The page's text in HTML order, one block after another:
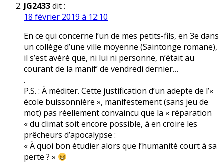
JG2433dit :
18 février 2019 à 12:10
En ce qui concerne l’un de mes petits-fils, en 3e dans
un collège d’une ville moyenne (Saintonge romane),
il s’est avéré que, ni lui ni personne, n’était au
courant de la manif’ de vendredi dernier…
.
P.S. : À méditer. Cette justification d’un adepte de l’«
école buissonnière », manifestement (sans jeu de
mot) pas réellement convaincu que la « réparation
« du climat soit encore possible, à en croire les
prêcheurs d’apocalypse :
« À quoi bon étudier alors que l’humanité court à sa
perte ? »